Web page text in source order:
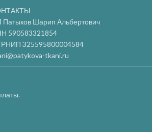
Патыков Шарип Альбертович
590583321854
325595800004584
tkani.ru